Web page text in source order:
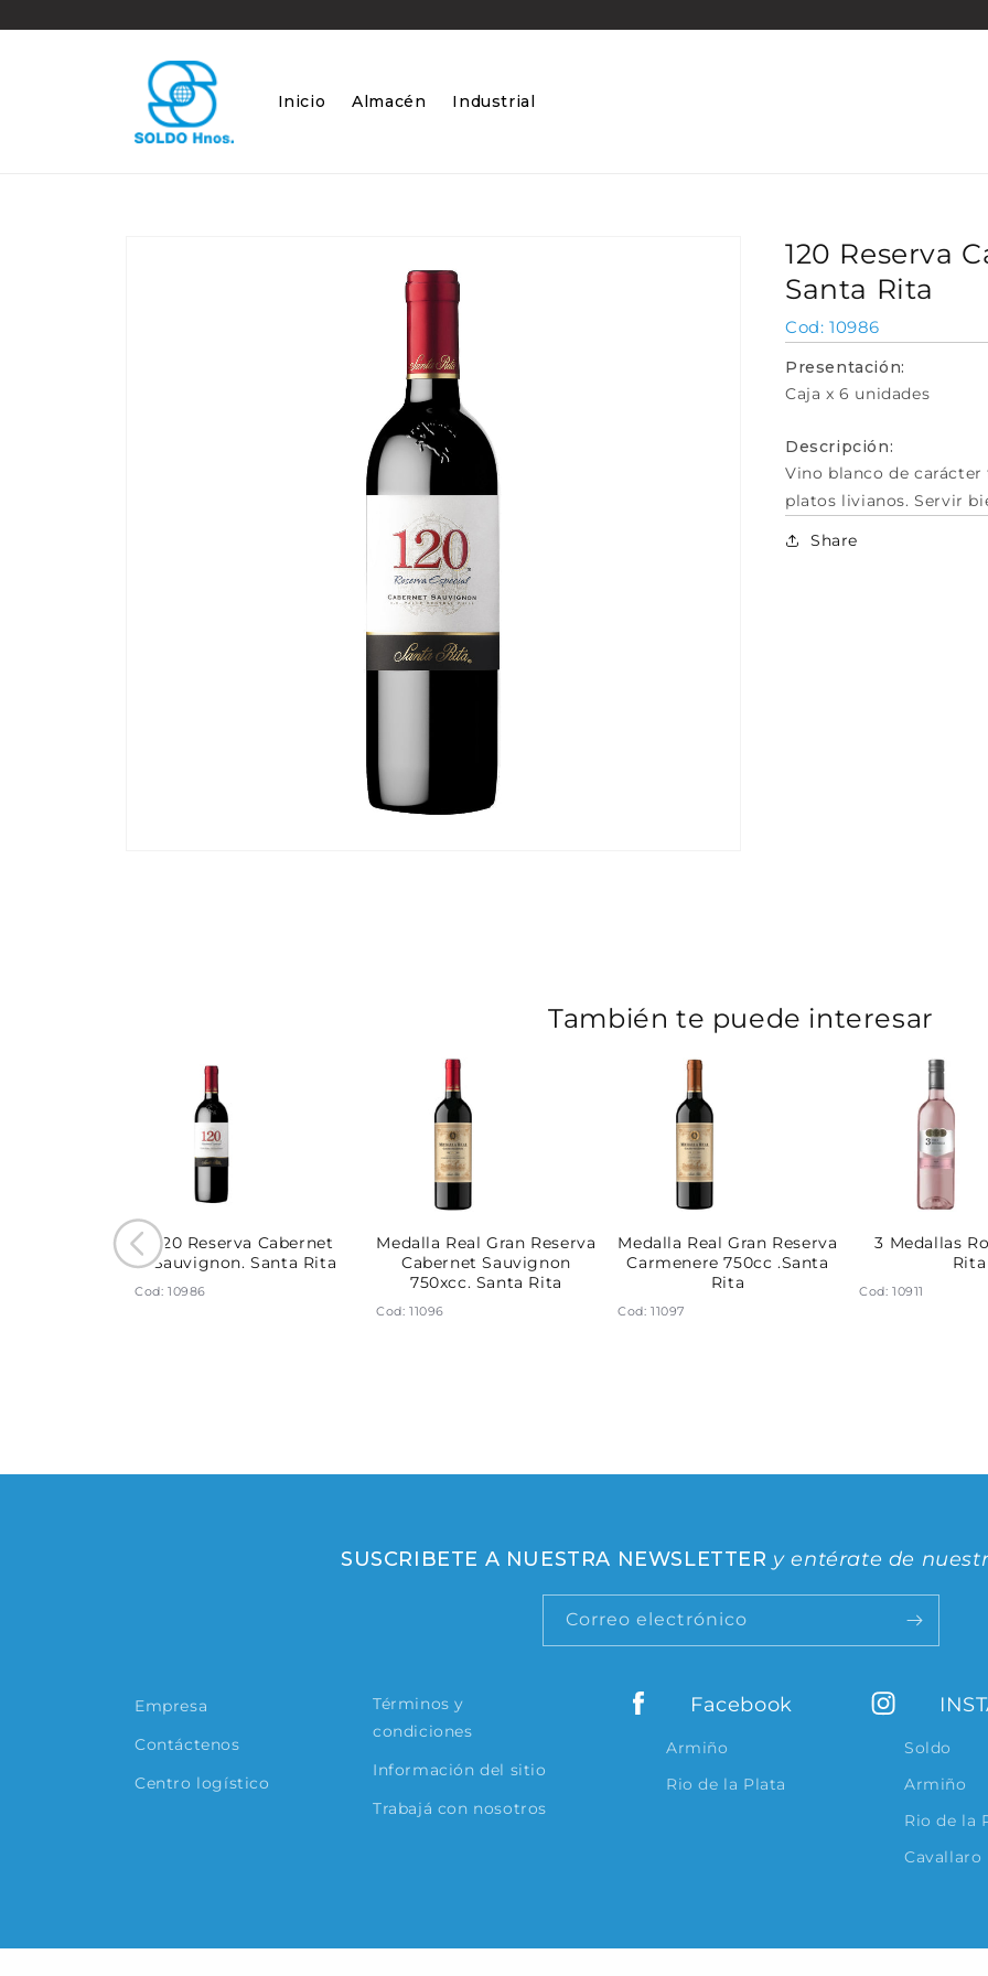
Inicio Almacén Industrial
120 Reserva
Santa Rita
SKU:
10986
Presentación:
Caja x 6 unidades
Descripción:
Vino blanco de carácter
platos livianos. Servir
Share
También te puede interesar
120 Reserva Cabernet
Sauvignon. Santa Rita
Cod: 10986
Medalla Real Gran Reserva
Cabernet Sauvignon
750xcc. Santa Rita
Cod: 11096
Medalla Real Gran Reserva
Carmenere 750cc .Santa
Rita
Cod: 11097
3 Medallas
Rita
Cod: 10911
Empresa
Contáctenos
Centro logístico
Términos y
condiciones
Información del sitio
Trabajá con nosotros
Facebook
Armiño
Rio de la Plata
Soldo
Armiño
Rio de la
Cavallaro
SUSCRIBETE A NUESTRA NEWSLETTER y entérate de
Correo electrónico